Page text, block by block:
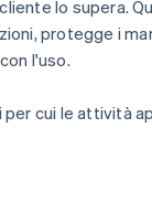
lo supera.
protegge i
l'uso.
per cui le attività